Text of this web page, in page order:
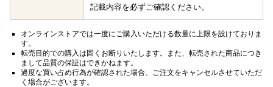
記載内容を必ずご確認ください。
オンラインストアでは一度にご購入いただける数量に上限を設けておりま
す。
転売目的での購入は固くお断りいたします。また、転売された商品につき
まして品質の保証はできかねます。
過度な買い占め行為が確認された場合、ご注文をキャンセルさせていただ
く場合がございます。